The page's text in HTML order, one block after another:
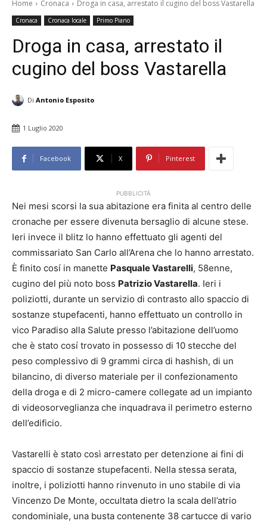
Home Cronaca Droga in casa, arrestato il cugino del boss Vastarella
Cronaca Cronaca locale Primo Piano
Droga in casa, arrestato il
cugino del boss Vastarella
Di Antonio Esposito
1 Luglio 2020
Facebook X Pinterest
PUBBLICITÀ
Nei mesi scorsi la sua abitazione era finita al centro delle
cronache per essere divenuta bersaglio di alcune stese.
Ieri invece il blitz lo hanno effettuato gli agenti del
commissariato San Carlo all’Arena che lo hanno arrestato.
È finito cosí in manette Pasquale Vastarelli, 58enne,
cugino del più noto boss Patrizio Vastarella. Ieri i
poliziotti, durante un servizio di contrasto allo spaccio di
sostanze stupefacenti, hanno effettuato un controllo in
vico Paradiso alla Salute presso l’abitazione dell’uomo
che è stato cosí trovato in possesso di 10 stecche del
peso complessivo di 9 grammi circa di hashish, di un
bilancino, di diverso materiale per il confezionamento
della droga e di 2 micro-camere collegate ad un impianto
di videosorveglianza che inquadrava il perimetro esterno
dell’edificio.
Vastarelli è stato così arrestato per detenzione ai fini di
spaccio di sostanze stupefacenti. Nella stessa serata,
inoltre, i poliziotti hanno rinvenuto in uno stabile di via
Vincenzo De Monte, occultata dietro la scala dell’atrio
condominiale, una busta contenente 38 cartucce di vario